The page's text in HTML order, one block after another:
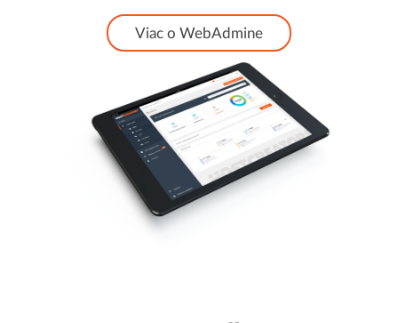
Viac o WebAdmine